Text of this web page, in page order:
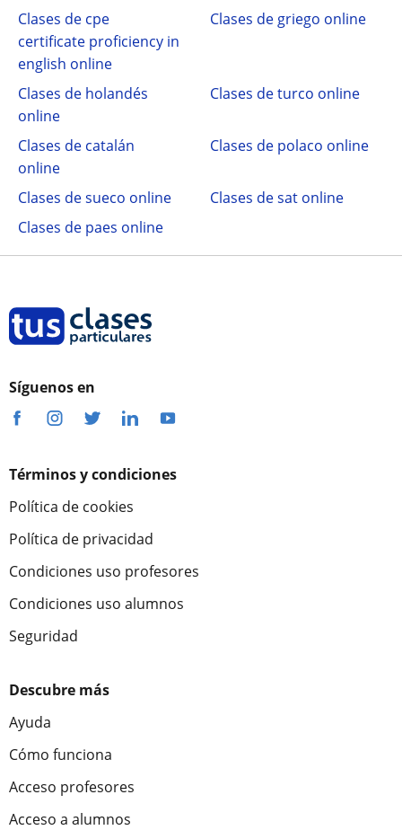
Clases de cpe
certificate proficiency in
english online
Clases de griego online
Clases de holandés
online
Clases de turco online
Clases de catalán
online
Clases de polaco online
Clases de sueco online
Clases de sat online
Clases de paes online
Síguenos en
Términos y condiciones
Política de cookies
Política de privacidad
Condiciones uso profesores
Condiciones uso alumnos
Seguridad
Descubre más
Ayuda
Cómo funciona
Acceso profesores
Acceso a alumnos